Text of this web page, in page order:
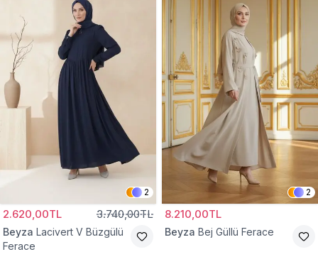
2
2.620,00TL 3.740,00TL
Beyza Lacivert V Büzgülü
Ferace
2
8.210,00TL
Beyza Bej Güllü Ferace